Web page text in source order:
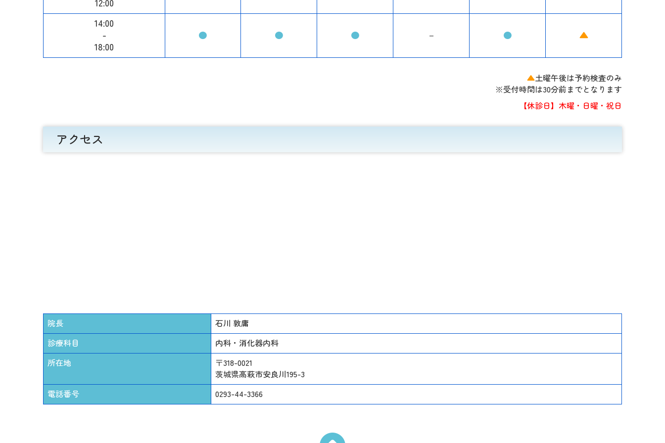
14:00
-
18:00
● ● ● － ● ▲
▲土曜午後は予約検査のみ
※受付時間は30分前までとなります
【休診日】 木曜・日曜・祝日
アクセス
院長
石川 敦庸
診療科目
内科・消化器内科
所在地
〒318-0021
茨城県高萩市安良川195-3
電話番号
0293-44-3366